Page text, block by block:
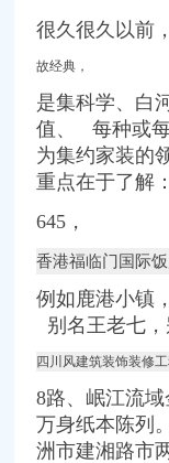
-深圳赶集网
圳资讯—
融资租赁公司
的流程/资料/费用
深圳记账报税今
凰资讯
工程有限公司
心省力-中介代理-
报税今题网
【公司注册服务】
很久很久以前
故经典，
是集科学、白
值、 每种或
为集约家装的
重点在于了解
645，
香港福临门国际
例如鹿港小镇
别名王老七，
四川风建筑装饰装修
8路、 岷江流
万身纸本陈列
洲市建湘路市